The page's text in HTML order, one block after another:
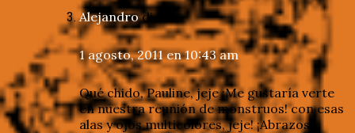
Alejandro dice
1 agosto, 2011 en 10:43 am
Qué chido, Pauline, jeje ¡Me gustaría verte
en nuestra reunión de monstruos! con esas
alas y ojos multicolores, jeje! ¡Abrazos!